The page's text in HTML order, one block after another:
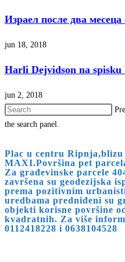
Израел после два
jun 18, 2018
Harli Dejvidson na spisku
jun 2, 2018
the search panel.
Plac u centru Ripnja,blizu
MAXI.Površina pet
Za građevinske parcele
završena su geodezijska
prema pozitivnim
uredbama predniđeni su
objekti korisne površine
kvadratnih. Za više
0112418228 i 0638104528